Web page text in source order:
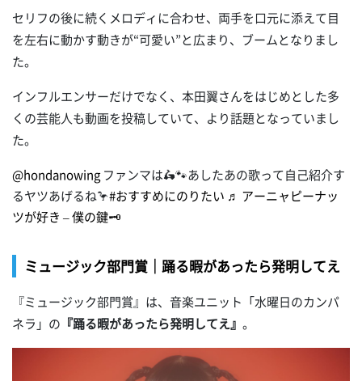
セリフの後に続くメロディに合わせ、両手を口元に添えて目
を左右に動かす動きが“可愛い”と広まり、ブームとなりまし
た。
インフルエンサーだけでなく、本田翼さんをはじめとした多
くの芸能人も動画を投稿していて、より話題となっていまし
た。
@hondanowing ファンマは🛵🐾あしたあの歌って自己紹介す
るヤツあげるね🦩#おすすめにのりたい ♬ アーニャピーナッ
ツが好き – 僕の鍵🗝
ミュージック部門賞｜踊る暇があったら発明してえ
『ミュージック部門賞』は、音楽ユニット「水曜日のカンパ
ネラ」の 『踊る暇があったら発明してえ』 。